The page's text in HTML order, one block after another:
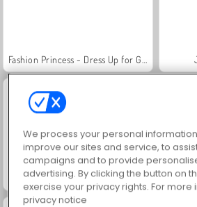
Masha and the Bear: Meadows
We process your personal
improve our sites and service, to
campaigns and to provide
advertising. By clicking the button on
exercise your privacy rights. For
privacy notice